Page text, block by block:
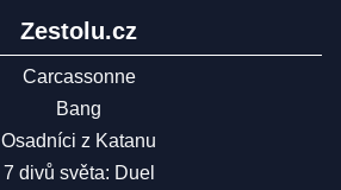
Zestolu.cz
Carcassonne
Bang
Osadníci z Katanu
7 divů světa: Duel